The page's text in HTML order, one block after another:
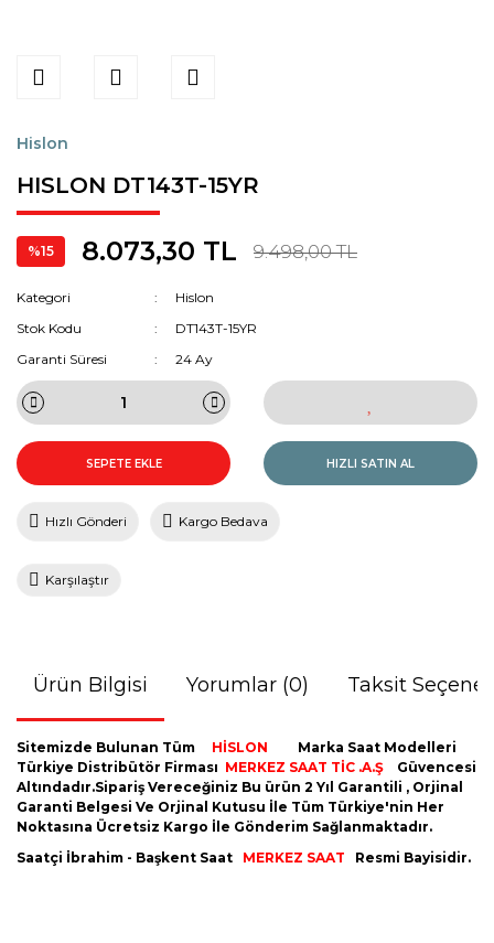
Hislon
HISLON DT143T-15YR
%15 8.073,30 TL 9.498,00 TL
Kategori
Hislon
Stok Kodu
DT143T-15YR
Garanti Süresi
24 Ay
SEPETE EKLE HIZLI SATIN AL
Hızlı Gönderi Kargo Bedava
Karşılaştır
Ürün Bilgisi Yorumlar (0) Taksit
Sitemizde Bulunan Tüm HİSLON
Marka Saat Modelleri
Türkiye Distribütör Firması MERKEZ SAAT TİC .A.Ş
Güvencesi
Altındadır.Sipariş Vereceğiniz Bu ürün 2 Yıl Garantili , Orjinal
Garanti Belgesi Ve Orjinal Kutusu İle Tüm Türkiye'nin Her
Noktasına Ücretsiz Kargo İle Gönderim Sağlanmaktadır.
Saatçi İbrahim - Başkent Saat MERKEZ SAAT Resmi Bayisidir.